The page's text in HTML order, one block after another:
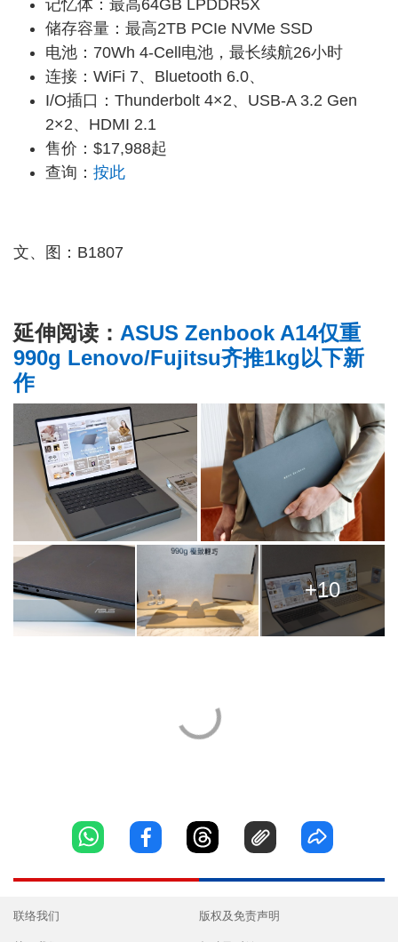
记忆体：最高64GB LPDDR5X
储存容量：最高2TB PCIe NVMe SSD
电池：70Wh 4-Cell电池，最长续航26小时
连接：WiFi 7、Bluetooth 6.0、
I/O插口：Thunderbolt 4×2、USB-A 3.2 Gen
2×2、HDMI 2.1
售价：$17,988起
查询： 按此
文、图：B1807
延伸阅读： ASUS Zenbook A14仅重
990g Lenovo/Fujitsu齐推1kg以下新
作
+10
联络我们 版权及免责声明